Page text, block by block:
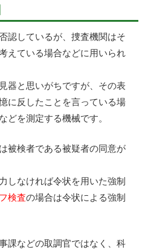
認しているが、捜査機関はそ
えている場合などに用いられ
器と思いがちですが、その表
に反したことを言っている場
どを測定する機械です。
被検者である被疑者の同意が
しなければ令状を用いた強制
検査の場合は令状による強制
課などの取調官ではなく、科